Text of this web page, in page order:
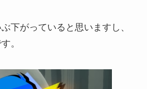
下がっていると思いますし、
。